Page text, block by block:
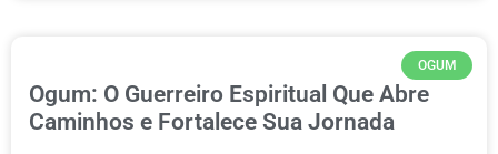
OGUM
Ogum: O Guerreiro Espiritual Que Abre
Caminhos e Fortalece Sua Jornada